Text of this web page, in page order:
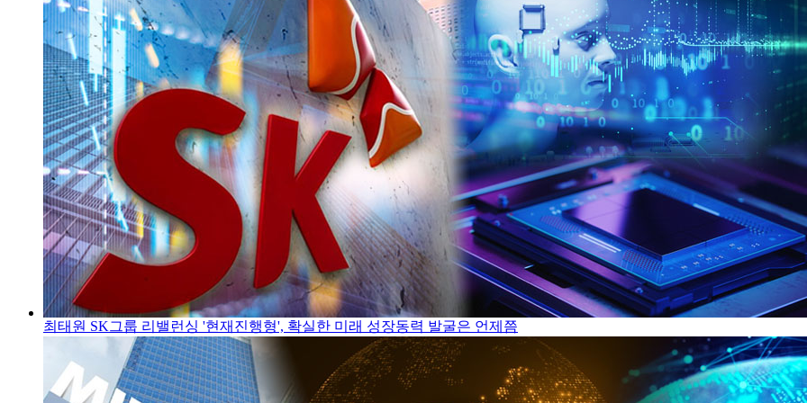
최태원 SK그룹 리밸런싱 '현재진행형', 확실한 미래 성장동력 발굴은 언제쯤